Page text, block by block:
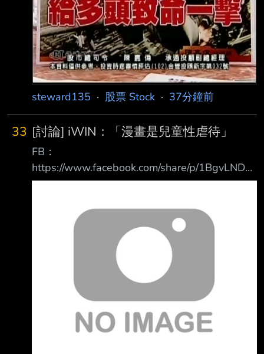
1,813 197
steward135 · 股票 Stock · 37分鐘前
33 [討論] iWIN：「漫畫是兒童性虐待」
FB：
https://www.facebook.com/share/p/1BgvLNDXz
p/ https://i.meee.com.tw/XwswiYK.png
管制失敗後，iWIN似乎打算繞過這段來管 先把
動漫畫打成兒童性虐待的一種，再來用刑法235
條來搞 中華民國《刑法》第235條規範的是散布
猥褻物品罪。依據全國法規資料庫，該條文規定
：散布、播送、販賣、公然陳列或以他法供人觀
覽、聽聞猥褻之文字、圖畫、聲音、影像 或其